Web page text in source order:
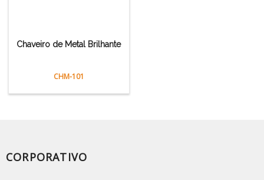
Chaveiro de Metal Brilhante
CHM-101
CORPORATIVO